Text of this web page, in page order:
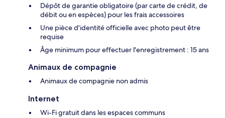
Dépôt de garantie obligatoire (par carte de crédit, de
débit ou en espèces) pour les frais accessoires
Une pièce d'identité officielle avec photo peut être
requise
Âge minimum pour effectuer l'enregistrement : 15 ans
Animaux de compagnie
Animaux de compagnie non admis
Internet
Wi-Fi gratuit dans les espaces communs